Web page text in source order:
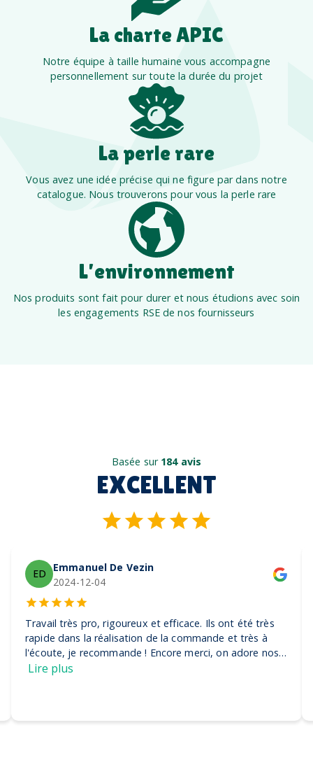
La charte APIC
Notre équipe à taille humaine vous accompagne
personnellement sur toute la durée du projet
La perle rare
Vous avez une idée précise qui ne figure par dans notre
catalogue. Nous trouverons pour vous la perle rare
L’environnement
Nos produits sont fait pour durer et nous étudions avec soin
les engagements RSE de nos fournisseurs
Basée sur 184 avis
EXCELLENT
ED
Emmanuel De Vezin
2024-12-04
Travail très pro, rigoureux et efficace. Ils ont été très
rapide dans la réalisation de la commande et très à
l'écoute, je recommande ! Encore merci, on adore nos
casquettes
Lire plus